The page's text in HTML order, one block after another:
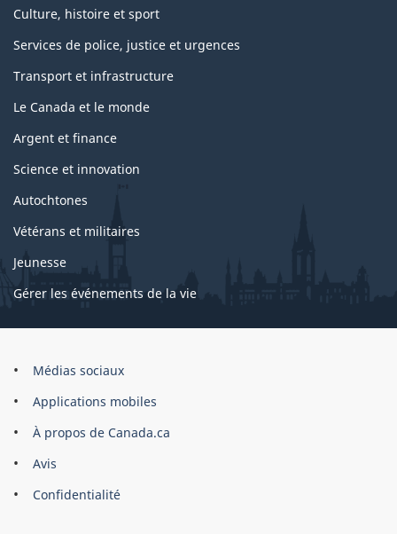
Culture, histoire et sport
Services de police, justice et urgences
Transport et infrastructure
Le Canada et le monde
Argent et finance
Science et innovation
Autochtones
Vétérans et militaires
Jeunesse
Gérer les événements de la vie
Organisation
gouvernement
du
Canada
Médias sociaux
Applications mobiles
À propos de Canada.ca
Avis
Confidentialité